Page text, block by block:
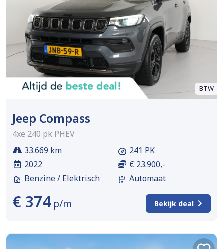
BTW
Jeep Compass
4xe 240 pk PHEV
33.669 km
2022
Benzine / Elektrisch
241 PK
€ 23.900,-
Automaat
€ 374 p/m Bekijk deal